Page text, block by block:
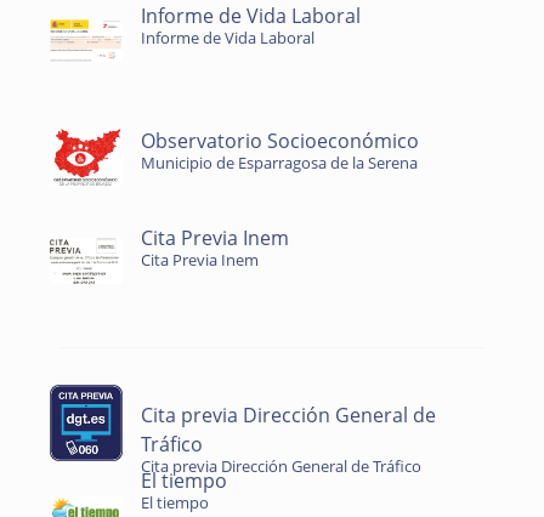
Informe de Vida Laboral
Informe de Vida Laboral
Observatorio Socioeconómico
Municipio de Esparragosa de la Serena
Cita Previa Inem
Cita Previa Inem
Cita previa Dirección General de
Tráfico
Cita previa Dirección General de Tráfico
El tiempo
El tiempo